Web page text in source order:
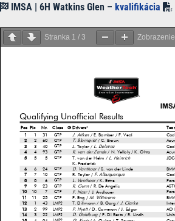
IMSA | 6H Watkins Glen – kvalifikácia
Stranka 1 / 3 Zobrazenie